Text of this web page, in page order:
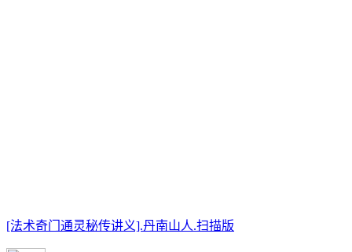
[法术奇门通灵秘传讲义].丹南山人.扫描版